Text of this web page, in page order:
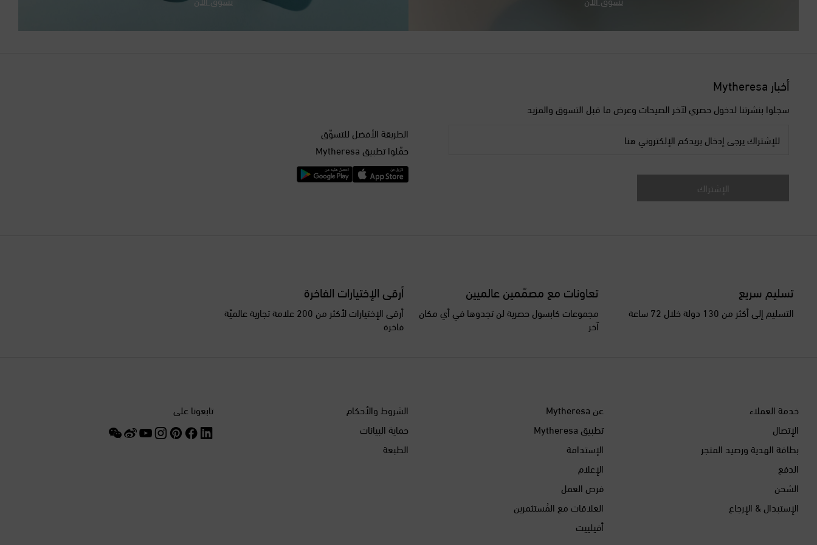
أخبار Mytheresa
سجلوا بنشرتنا لدخول حصري لآخر الصيحات وعرض ما قبل التسوق والمزيد
للإشتراك يرجى إدخال بريدكم الإلكتروني هنا
الإشتراك
الطريقة الأفضل للتسوّق
حمّلوا تطبيق Mytheresa
تسليم سريع
التسليم إلى أكثر من 130 دولة خلال 72 ساعة
تعاونات مع مصمّمين عالميين
مجموعات كابسول حصرية لن تجدوها في أي مكان
آخر
أرقى الإختيارات الفاخرة
أرقى الإختيارات لأكثر من 200 علامة تجارية عالميّة
فاخرة
خدمة العملاء
الإتصال
بطاقة الهدية ورصيد المتجر
الدفع
الشحن
الإستبدال & الإرجاع
عن Mytheresa
تطبيق Mytheresa
الإستدامة
الإعلام
فرص العمل
العلاقات مع المُستثمرين
أفيلييت
الشروط والأحكام
حماية البيانات
الطبعة
تابعونا على
السنغال